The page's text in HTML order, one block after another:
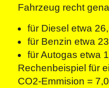
Fahrzeug recht
für Diesel etwa
für Benzin etwa
für Autogas etwa
Rechenbeispiel für
CO2-Emmision =